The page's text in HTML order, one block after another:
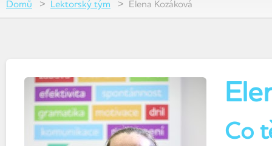
Domů Lektorský tým Elena Kozáková
Co